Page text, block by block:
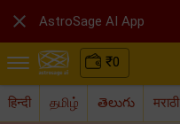
₹0
हिन्दी தமிழ் తెలుగు मराठी
 AstroSage AI App